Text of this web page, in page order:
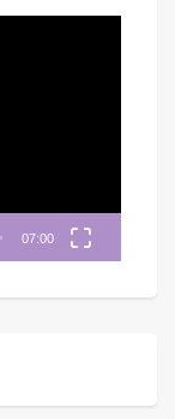
07:00